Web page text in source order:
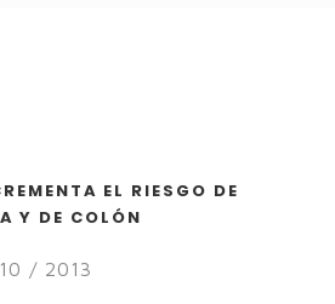
EL RIESGO DE
Y DE COLÓN
/ 2013